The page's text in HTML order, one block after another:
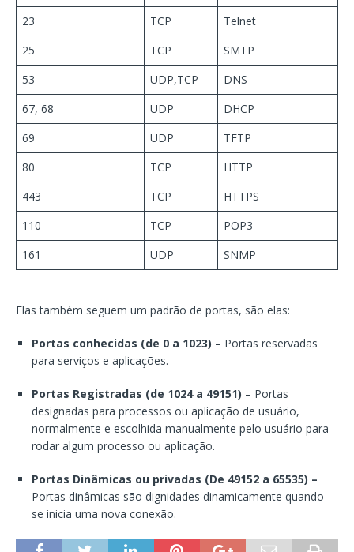
23
TCP
Telnet
25
TCP
SMTP
53
UDP,TCP
DNS
67, 68
UDP
DHCP
69
UDP
TFTP
80
TCP
HTTP
443
TCP
HTTPS
110
TCP
POP3
161
UDP SNMP
Elas também seguem um padrão de portas, são elas:
Portas conhecidas (de 0 a 1023) – Portas reservadas
para serviços e aplicações.
Portas Registradas (de 1024 a 49151) – Portas
designadas para processos ou aplicação de usuário,
normalmente e escolhida manualmente pelo usuário para
rodar algum processo ou aplicação.
Portas Dinâmicas ou privadas (De 49152 a 65535) –
Portas dinâmicas são dignidades dinamicamente quando
se inicia uma nova conexão.